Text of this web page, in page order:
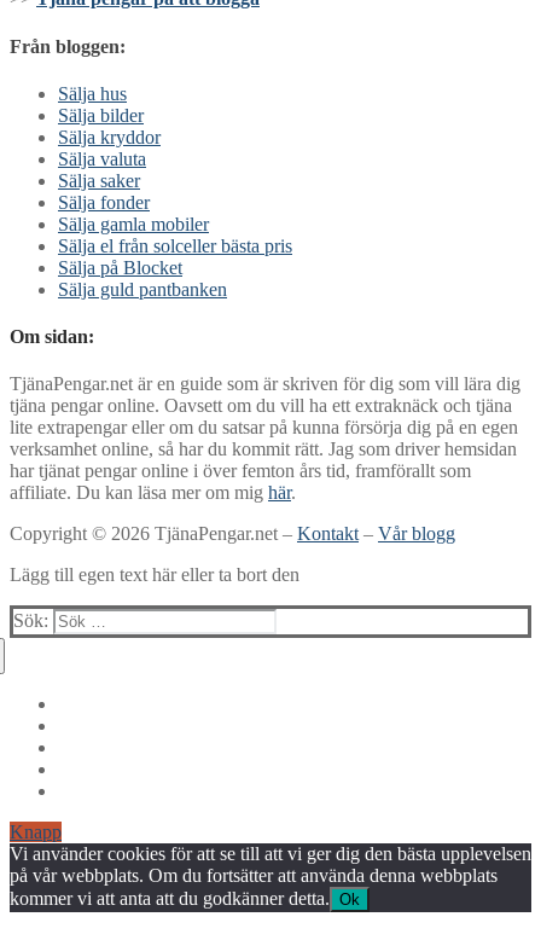
Från bloggen:
Sälja hus
Sälja bilder
Sälja kryddor
Sälja valuta
Sälja saker
Sälja fonder
Sälja gamla mobiler
Sälja el från solceller bästa pris
Sälja på Blocket
Sälja guld pantbanken
Om sidan:
TjänaPengar.net är en guide som är skriven för dig som vill lära dig
tjäna pengar online. Oavsett om du vill ha ett extraknäck och tjäna
lite extrapengar eller om du satsar på kunna försörja dig på en egen
verksamhet online, så har du kommit rätt. Jag som driver hemsidan
har tjänat pengar online i över femton års tid, framförallt som
affiliate. Du kan läsa mer om mig här.
Copyright © 2026 TjänaPengar.net – Kontakt– Vår blogg
Lägg till egen text här eller ta bort den
Sök:
Knapp
Vi använder cookies för att se till att vi ger dig den bästa upplevelsen
på vår webbplats. Om du fortsätter att använda denna webbplats
kommer vi att anta att du godkänner detta. Ok